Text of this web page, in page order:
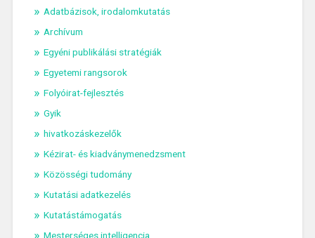
Adatbázisok, irodalomkutatás
Archívum
Egyéni publikálási stratégiák
Egyetemi rangsorok
Folyóirat-fejlesztés
Gyik
hivatkozáskezelők
Kézirat- és kiadványmenedzsment
Közösségi tudomány
Kutatási adatkezelés
Kutatástámogatás
Mesterséges intelligencia